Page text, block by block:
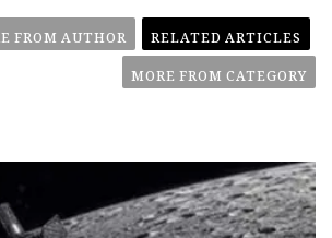
RELATED ARTICLES
FROM AUTHOR
MORE FROM CATEGORY